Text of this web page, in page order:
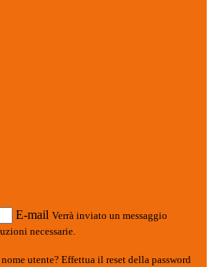
E-mail Verrà inviato un messaggio
necessarie.
utente? Effettua il reset della password